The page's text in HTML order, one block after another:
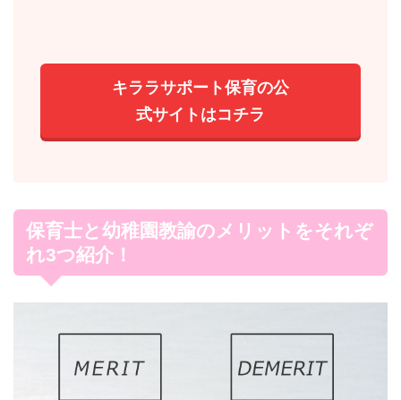
キララサポート保育の公
式サイトはコチラ
保育士と幼稚園教諭のメリットをそれぞ
れ3つ紹介！